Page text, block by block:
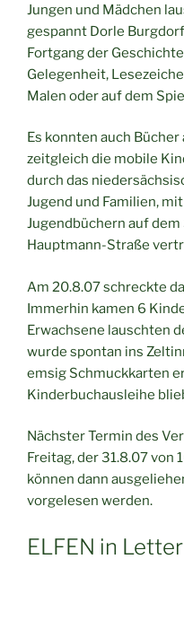
Jungen und Mädchen
gespannt Dorle
Fortgang der
Gelegenheit,
Malen oder auf dem
Es konnten auch
zeitgleich die mobile
durch das
Jugend und Familien,
Jugendbüchern auf
Hauptmann-Straße
Am 20.8.07 schreckte
Immerhin kamen 6
Erwachsene lauschten
wurde spontan ins
emsig Schmuckkarten
Kinderbuchausleihe
Nächster Termin des
Freitag, der 31.8.07 von
können dann
vorgelesen werden.
ELFEN in Letter